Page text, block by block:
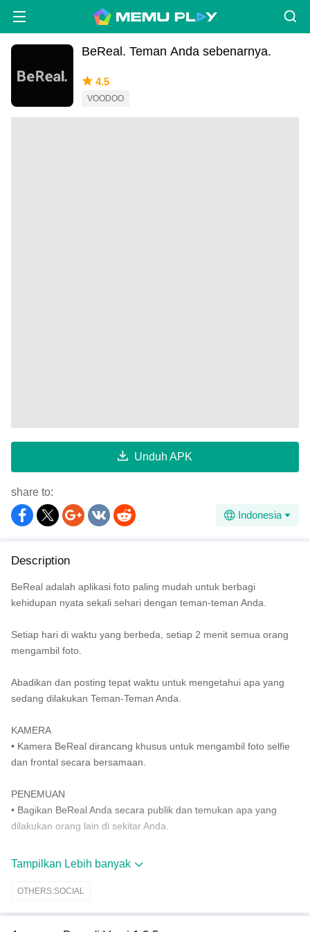
BeReal. Teman Anda sebenarnya.
4.5
VOODOO
Unduh APK
share to:
Indonesia
Description
BeReal adalah aplikasi foto paling mudah untuk berbagi
kehidupan nyata sekali sehari dengan teman-teman Anda.
Setiap hari di waktu yang berbeda, setiap 2 menit semua orang
mengambil foto.
Abadikan dan posting tepat waktu untuk mengetahui apa yang
sedang dilakukan Teman-Teman Anda.
KAMERA
• Kamera BeReal dirancang khusus untuk mengambil foto selfie
dan frontal secara bersamaan.
PENEMUAN
• Bagikan BeReal Anda secara publik dan temukan apa yang
dilakukan orang lain di sekitar Anda.
TANTANGAN.
Tampilkan Lebih banyak
OTHERS:SOCIAL